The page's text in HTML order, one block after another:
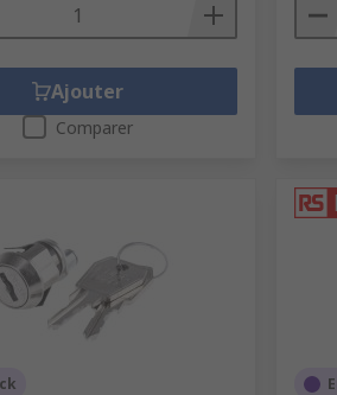
composé d'un moraillon à
avec un corps et une manille
cadenas à clé et des cadenas à
Ajouter
Comparer